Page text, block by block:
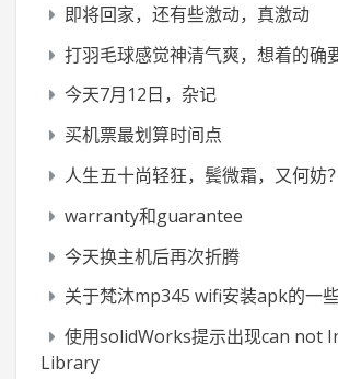
即将回家，还有些激动，真激动
打羽毛球感觉神清气爽，想着的确
今天7月12日，杂记
买机票最划算时间点
人生五十尚轻狂，鬓微霜，又何妨？
warranty和guarantee
今天换主机后再次折腾
关于梵沐mp345 wifi安装apk的一
使用solidWorks提示出现can not
Library